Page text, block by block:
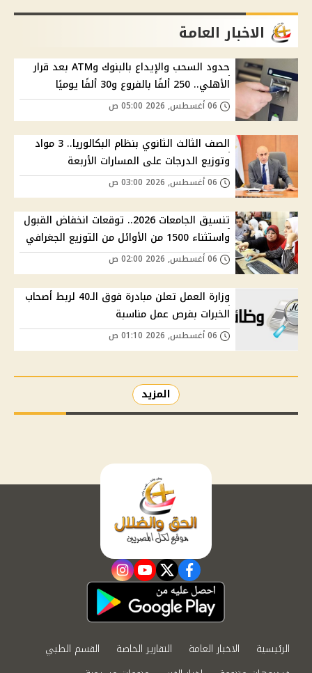
الاخبار العامة
حدود السحب والإيداع بالبنوك وATM بعد قرار
الأهلي.. 250 ألفًا بالفروع و30 ألفًا يوميًا
الصف الثالث الثانوي بنظام البكالوريا.. 3 مواد
وتوزيع الدرجات على المسارات الأربعة
تنسيق الجامعات 2026.. توقعات انخفاض القبول
واستثناء 1500 من الأوائل من التوزيع الجغرافي
وزارة العمل تعلن مبادرة فوق الـ40 لربط أصحاب
الخبرات بفرص عمل مناسبة
المزيد
facebook
twitter
youtube
instagram
الرئيسية الاخبار العامة التقارير الخاصة
القسم الطبي